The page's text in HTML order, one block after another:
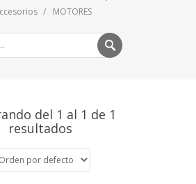
MOTORES
del 1 al 1 de 1
resultados